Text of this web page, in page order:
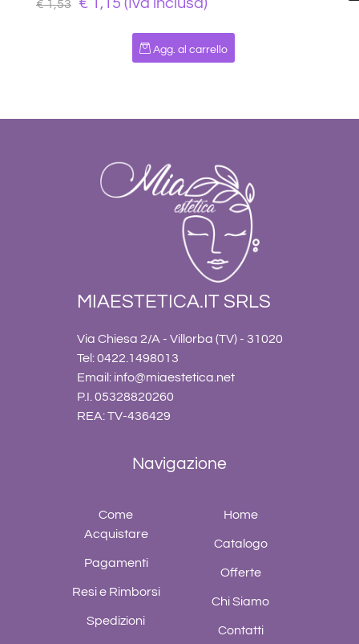
€ 1,53 € 1,15 (Iva inclusa)
Quantità
Agg. al carrello
MIAESTETICA.IT SRLS
Via Chiesa 2/A - Villorba (TV) - 31020
Tel: 0422.1498013
Email: info@miaestetica.net
P.I. 05328820260
REA: TV-436429
Navigazione
Come
Acquistare
Pagamenti
Resi e Rimborsi
Spedizioni
Home
Catalogo
Offerte
Chi Siamo
Contatti